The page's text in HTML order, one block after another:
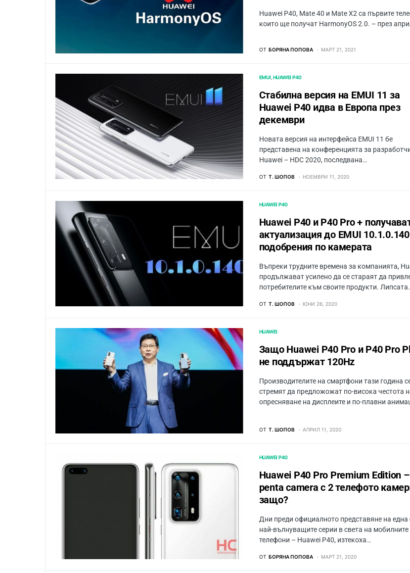
Huawei P40, Mate 40 и Mate X2 са първите
които ще получат HarmonyOS 2.0. – през
ОТ БОРЯНА ПОПОВА МАРТ 21, 2021
EMUI HUAWEI P40
Стабилна версия на EMUI 11 за
Huawei P40 идва в Европа през
декември
Новата версия на интерфейса EMUI 11 бе
представена на конференцията за
Huawei – HDC 2020, последвана…
ОТ Т. ШОПОВ НОЕМВРИ 11, 2020
HUAWEI P40
Huawei P40 и P40 Pro +
актуализация до EMUI
подобрения по камерата
Въпреки трудните времена за компанията,
продължават усилено да се стараят да
потребителите към своите продукти.
ОТ Т. ШОПОВ ЮНИ 26, 2020
HUAWEI
Защо Huawei P40 Pro и P40 Pro
не поддържат 120Hz
Производителите на смартфони тази година
стремят да предложожат по-висока честота
опресняване на дисплеите и по-плавни
ОТ Т. ШОПОВ АПРИЛ 11, 2020
HUAWEI P40
Huawei P40 Pro Premium Edition –
penta camera с 2 телефото
защо?
Дни преди официалното представяне на една
най-вълнуващите серии в света на мобилните
телефони – Huawei P40, изтекоха…
ОТ БОРЯНА ПОПОВА МАРТ 21, 2020